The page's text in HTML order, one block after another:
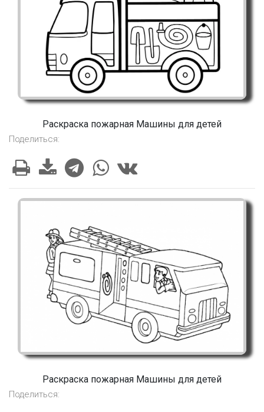
Раскраска пожарная Машины для детей
Поделиться:
Раскраска пожарная Машины для детей
Поделиться: